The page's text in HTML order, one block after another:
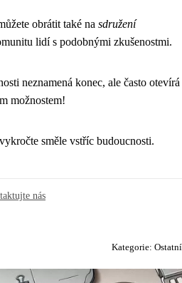
obrátit také na sdružení
lidí s podobnými zkušenostmi.
neznamená konec, ale často otevírá
možnostem!
směle vstříc budoucnosti.
nás
Kategorie: Ostatní